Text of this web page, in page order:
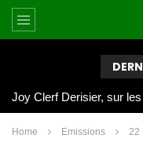
Home Emissions 22